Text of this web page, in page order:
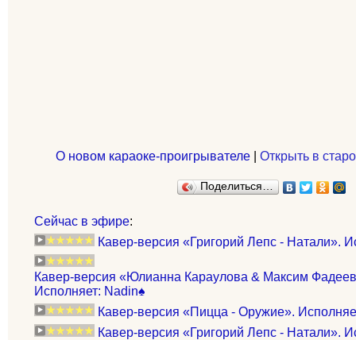
О новом караоке-проигрывателе| Открыть в
Поделиться…
Сейчас в эфире:
Кавер-версия «Григорий Лепс - Натали».
Кавер-версия «Юлианна Караулова & Максим
Исполняет: Nadin♠
Кавер-версия «Пицца - Оружие».
Кавер-версия «Григорий Лепс - Натали».